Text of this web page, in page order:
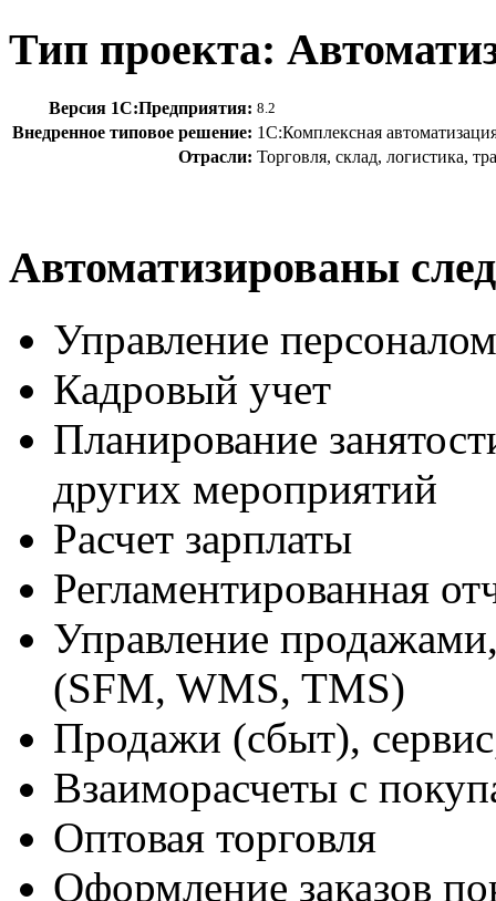
Тип проекта:
Версия 1С:Предприятия: 8.2
Внедренное типовое решение: 1С:Комплексная
Отрасли: Торговля, склад, логистика,
Автоматизированы
Управление
Кадровый учет
Планирование
других мероприятий
Расчет зарплаты
Регламентированная
Управление
(SFM, WMS, TMS)
Продажи (сбыт),
Взаиморасчеты с
Оптовая торговля
Оформление заказов